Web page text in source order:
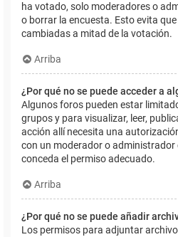
ha votado, solo moderadores o
o borrar la encuesta. Esto evita
cambiadas a mitad de la votación.
Arriba
¿Por qué no se puede acceder a
Algunos foros pueden estar
grupos y para visualizar, leer,
acción allí necesita una
con un moderador o administrador
conceda el permiso adecuado.
Arriba
¿Por qué no se puede añadir
Los permisos para adjuntar